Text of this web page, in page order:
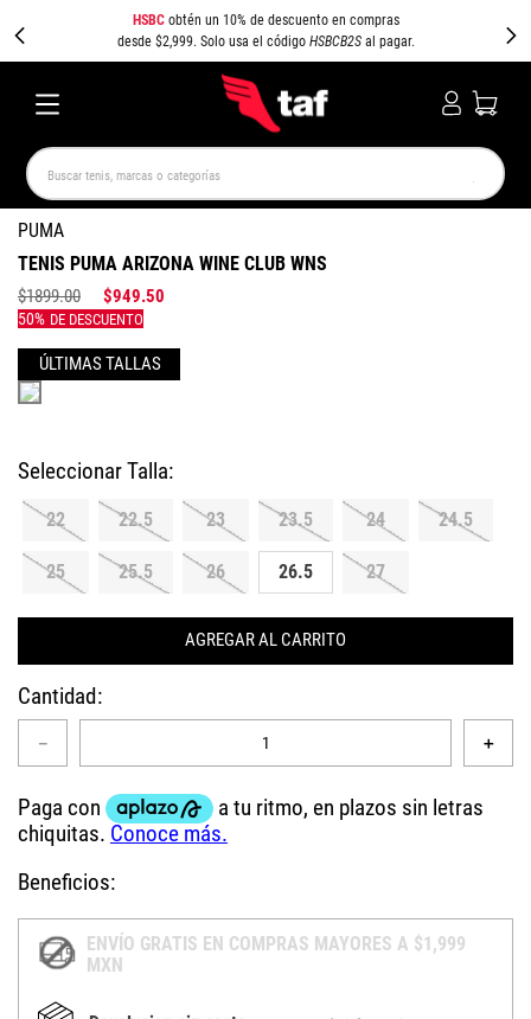
HSBCobtén un 10% de descuento en compras
desde $2,999. Solo usa el código HSBCB2Sal pagar.
Buscar tenis, marcas o categorías
PUMA
TENIS PUMA ARIZONA WINE CLUB WNS
$1899.00 $949.50
Colores
22 22.5 23 23.5 24 24.5
25 25.5 26 26.5 27
AGREGAR AL CARRITO
Cantidad
＋
－
Beneficios:
ENVÍO GRATIS EN COMPRAS MAYORES A $1,999
MXN
TÉRMINOS MÁS BUSCADOS
NEW BALANCE SAMBA AIR FORCE 1
SPEEDCAT JORDAN 1